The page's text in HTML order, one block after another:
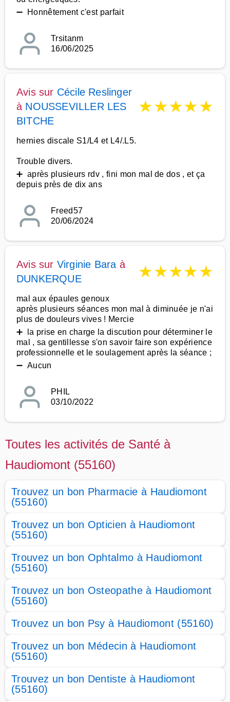
➖ Honnêtement c'est parfait
Trsitanm
16/06/2025
Avis sur Cécile Reslinger
à NOUSSEVILLER LES
BITCHE
★★★★★
hernies discale S1/L4 et L4/.L5.
Trouble divers.
➕ après plusieurs rdv , fini mon mal de dos , et ça
depuis près de dix ans
Freed57
20/06/2024
Avis sur Virginie Bara à
DUNKERQUE
★★★★★
mal aux épaules genoux
après plusieurs séances mon mal à diminuée je n'ai
plus de douleurs vives ! Mercie
➕ la prise en charge la discution pour déterminer le
mal , sa gentillesse s'on savoir faire son expérience
professionnelle et le soulagement après la séance ;
➖ Aucun
PHIL
03/10/2022
Toutes les activités de Santé à
Haudiomont (55160)
Trouvez un bon Pharmacie à Haudiomont
(55160)
Trouvez un bon Opticien à Haudiomont
(55160)
Trouvez un bon Ophtalmo à Haudiomont
(55160)
Trouvez un bon Osteopathe à Haudiomont
(55160)
Trouvez un bon Psy à Haudiomont (55160)
Trouvez un bon Médecin à Haudiomont
(55160)
Trouvez un bon Dentiste à Haudiomont
(55160)